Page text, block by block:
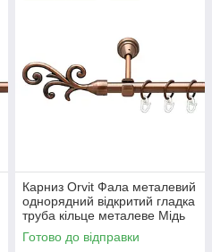
Карниз Orvit Фала металевий
однорядний відкритий гладка
труба кільце металеве Мідь
16 мм 120 см (00-00019461)
Готово до відправки